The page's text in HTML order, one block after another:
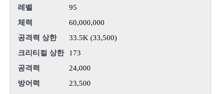
레벨
95
체력
60,000,000
공격력 상한
33.5K (33,500)
크리티컬 상한
173
공격력
24,000
방어력
23,500